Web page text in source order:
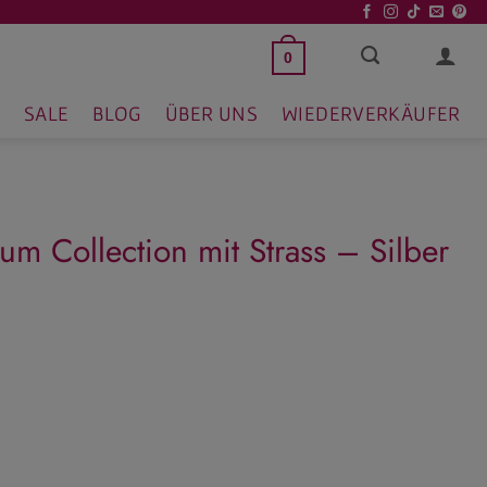
0
SALE BLOG ÜBER UNS WIEDERVERKÄUFER
Collection mit Strass – Silber